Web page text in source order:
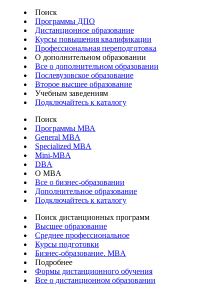
Поиск
Программы ДПО
Дистанционное образование
Курсы повышения квалификации
Профессиональная переподготовка
О дополнительном образовании
Все о дополнительном образовании
Послевузовское образование
Второе высшее образование
Учебным заведениям
Подключайтесь к каталогу
Поиск
Программы МВА
General MBA
Specialized MBA
Mini-MBA
DBA
О MBA
Все о бизнес-образовании
Дополнительное образование
Подключайтесь к каталогу
Поиск дистанционных программ
Высшее образование
Среднее профессиональное
Курсы подготовки
Бизнес-образование. MBA
Подробнее
Формы дистанционного обучения
Все о дистанционном образовании